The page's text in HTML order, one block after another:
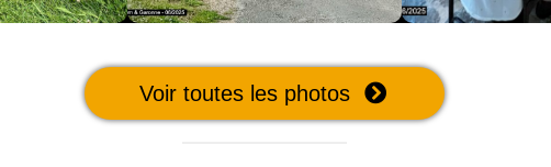
Voir toutes les photos